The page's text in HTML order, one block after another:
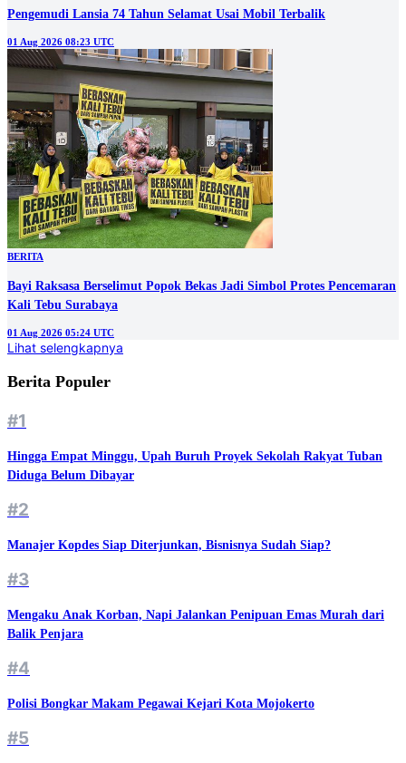
Pengemudi Lansia 74 Tahun Selamat Usai Mobil Terbalik
01 Aug 2026 08:23 UTC
BERITA
Bayi Raksasa Berselimut Popok Bekas Jadi Simbol Protes Pencemaran
Kali Tebu Surabaya
01 Aug 2026 05:24 UTC
Lihat selengkapnya
Berita Populer
#1
Hingga Empat Minggu, Upah Buruh Proyek Sekolah Rakyat Tuban
Diduga Belum Dibayar
#2
Manajer Kopdes Siap Diterjunkan, Bisnisnya Sudah Siap?
#3
Mengaku Anak Korban, Napi Jalankan Penipuan Emas Murah dari
Balik Penjara
#4
Polisi Bongkar Makam Pegawai Kejari Kota Mojokerto
#5